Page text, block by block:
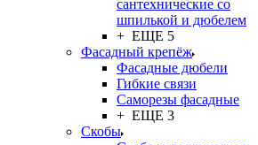
сантехнические со
шпилькой и дюбелем
+ ЕЩЕ 5
Фасадный крепёж
Фасадные дюбели
Гибкие связи
Саморезы фасадные
+ ЕЩЕ 3
Скобы